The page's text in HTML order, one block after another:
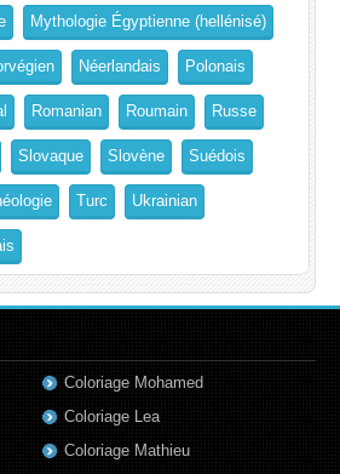
Mythologie Égyptienne (hellénisé)
Néerlandais Polonais
Romanian Roumain Russe
Slovaque Slovène Suédois
Turc Ukrainian
Coloriage Mohamed
Coloriage Lea
Coloriage Mathieu